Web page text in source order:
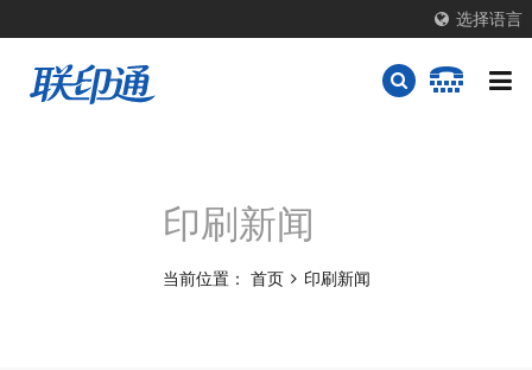
选择语言
印刷新闻
当前位置： 首页 印刷新闻